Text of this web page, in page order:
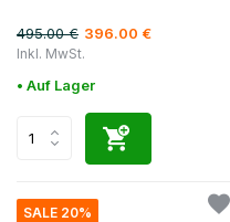
495.00 € 396.00 €
Inkl. MwSt.
• Auf Lager
SALE 20%